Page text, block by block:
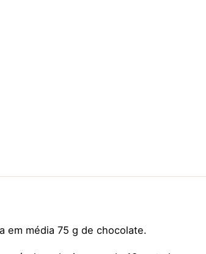
em média 75 g de chocolate.